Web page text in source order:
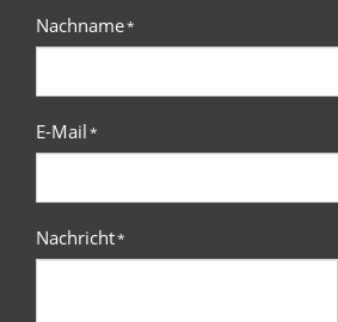
Nachname*
E-Mail*
Nachricht*